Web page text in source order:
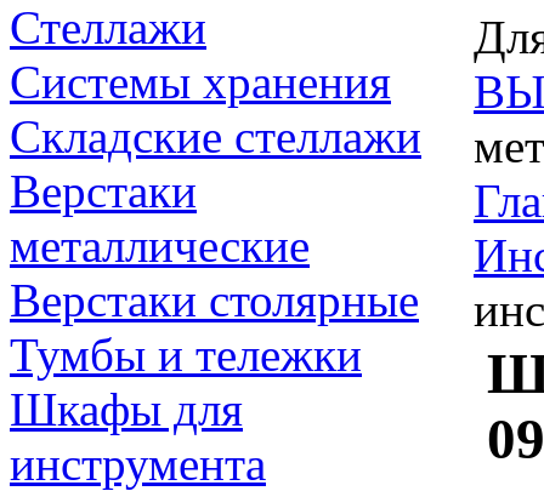
Стеллажи
Системы хранения
Складские стеллажи
Верстаки
металлические
Верстаки столярные
Тумбы и тележки
Шкафы для
инструмента
09